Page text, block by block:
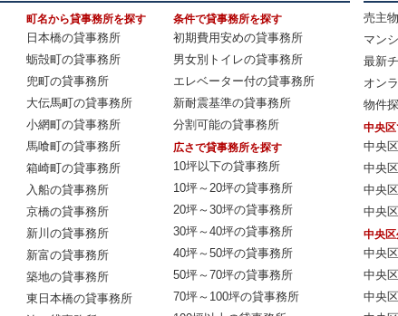
町名から貸事務所を探す
日本橋の貸事務所
蛎殻町の貸事務所
兜町の貸事務所
大伝馬町の貸事務所
小網町の貸事務所
馬喰町の貸事務所
箱崎町の貸事務所
入船の貸事務所
京橋の貸事務所
新川の貸事務所
新富の貸事務所
築地の貸事務所
東日本橋の貸事務所
条件で貸事務所を探す
初期費用安めの貸事務所
男女別トイレの貸事務所
エレベーター付の貸事務所
新耐震基準の貸事務所
分割可能の貸事務所
広さで貸事務所を探す
10坪以下の貸事務所
10坪～20坪の貸事務所
20坪～30坪の貸事務所
30坪～40坪の貸事務所
40坪～50坪の貸事務所
50坪～70坪の貸事務所
70坪～100坪の貸事務所
売主
マン
最新
オン
物件
中央
中央
中央
中央
中央
中央
中央
中央
中央